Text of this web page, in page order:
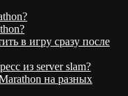
в игру сразу после
из server slam?
на разных